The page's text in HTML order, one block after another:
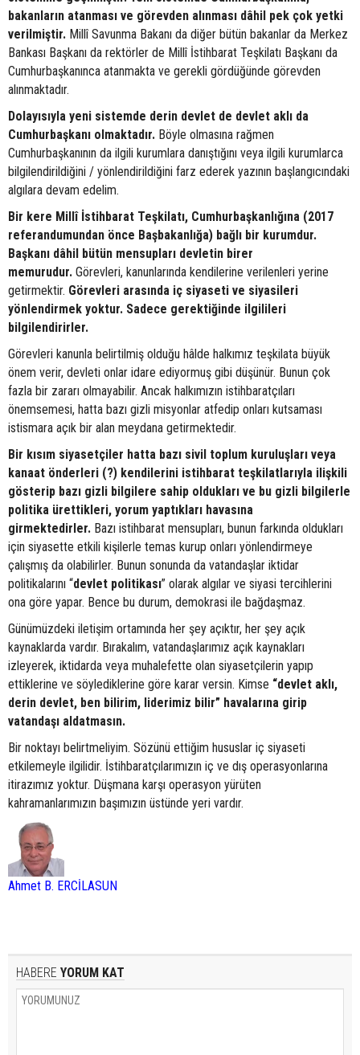
bakanların atanması ve görevden alınması dâhil pek çok yetki
verilmiştir. Millî Savunma Bakanı da diğer bütün bakanlar da Merkez
Bankası Başkanı da rektörler de Millî İstihbarat Teşkilatı Başkanı da
Cumhurbaşkanınca atanmakta ve gerekli gördüğünde görevden
alınmaktadır.
Dolayısıyla yeni sistemde derin devlet de devlet aklı da
Cumhurbaşkanı olmaktadır. Böyle olmasına rağmen
Cumhurbaşkanının da ilgili kurumlara danıştığını veya ilgili kurumlarca
bilgilendirildiğini / yönlendirildiğini farz ederek yazının başlangıcındaki
algılara devam edelim.
Bir kere Millî İstihbarat Teşkilatı, Cumhurbaşkanlığına (2017
referandumundan önce Başbakanlığa) bağlı bir kurumdur.
Başkanı dâhil bütün mensupları devletin birer
memurudur. Görevleri, kanunlarında kendilerine verilenleri yerine
getirmektir. Görevleri arasında iç siyaseti ve siyasileri
yönlendirmek yoktur. Sadece gerektiğinde ilgilileri
bilgilendirirler.
Görevleri kanunla belirtilmiş olduğu hâlde halkımız teşkilata büyük
önem verir, devleti onlar idare ediyormuş gibi düşünür. Bunun çok
fazla bir zararı olmayabilir. Ancak halkımızın istihbaratçıları
önemsemesi, hatta bazı gizli misyonlar atfedip onları kutsaması
istismara açık bir alan meydana getirmektedir.
Bir kısım siyasetçiler hatta bazı sivil toplum kuruluşları veya
kanaat önderleri (?) kendilerini istihbarat teşkilatlarıyla ilişkili
gösterip bazı gizli bilgilere sahip oldukları ve bu gizli bilgilerle
politika ürettikleri, yorum yaptıkları havasına
girmektedirler. Bazı istihbarat mensupları, bunun farkında oldukları
için siyasette etkili kişilerle temas kurup onları yönlendirmeye
çalışmış da olabilirler. Bunun sonunda da vatandaşlar iktidar
politikalarını “devlet politikası” olarak algılar ve siyasi tercihlerini
ona göre yapar. Bence bu durum, demokrasi ile bağdaşmaz.
Günümüzdeki iletişim ortamında her şey açıktır, her şey açık
kaynaklarda vardır. Bırakalım, vatandaşlarımız açık kaynakları
izleyerek, iktidarda veya muhalefette olan siyasetçilerin yapıp
ettiklerine ve söylediklerine göre karar versin. Kimse “devlet aklı,
derin devlet, ben bilirim, liderimiz bilir” havalarına girip
vatandaşı aldatmasın.
Bir noktayı belirtmeliyim. Sözünü ettiğim hususlar iç siyaseti
etkilemeyle ilgilidir. İstihbaratçılarımızın iç ve dış operasyonlarına
itirazımız yoktur. Düşmana karşı operasyon yürüten
kahramanlarımızın başımızın üstünde yeri vardır.
Ahmet B. ERCİLASUN
HABERE YORUM KAT